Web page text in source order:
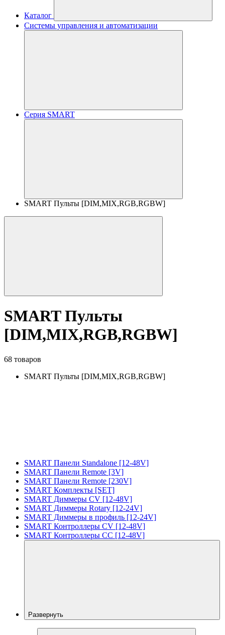
Каталог
Системы управления и автоматизации
Серия SMART
SMART Пульты [DIM,MIX,RGB,RGBW]
SMART Пульты
[DIM,MIX,RGB,RGBW]
68 товаров
SMART Пульты [DIM,MIX,RGB,RGBW]
SMART Панели Standalone [12-48V]
SMART Панели Remote [3V]
SMART Панели Remote [230V]
SMART Комплекты [SET]
SMART Диммеры CV [12-48V]
SMART Диммеры Rotary [12-24V]
SMART Диммеры в профиль [12-24V]
SMART Контроллеры CV [12-48V]
SMART Контроллеры CC [12-48V]
Развернуть